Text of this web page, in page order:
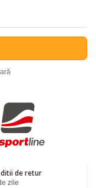
de retur
zile